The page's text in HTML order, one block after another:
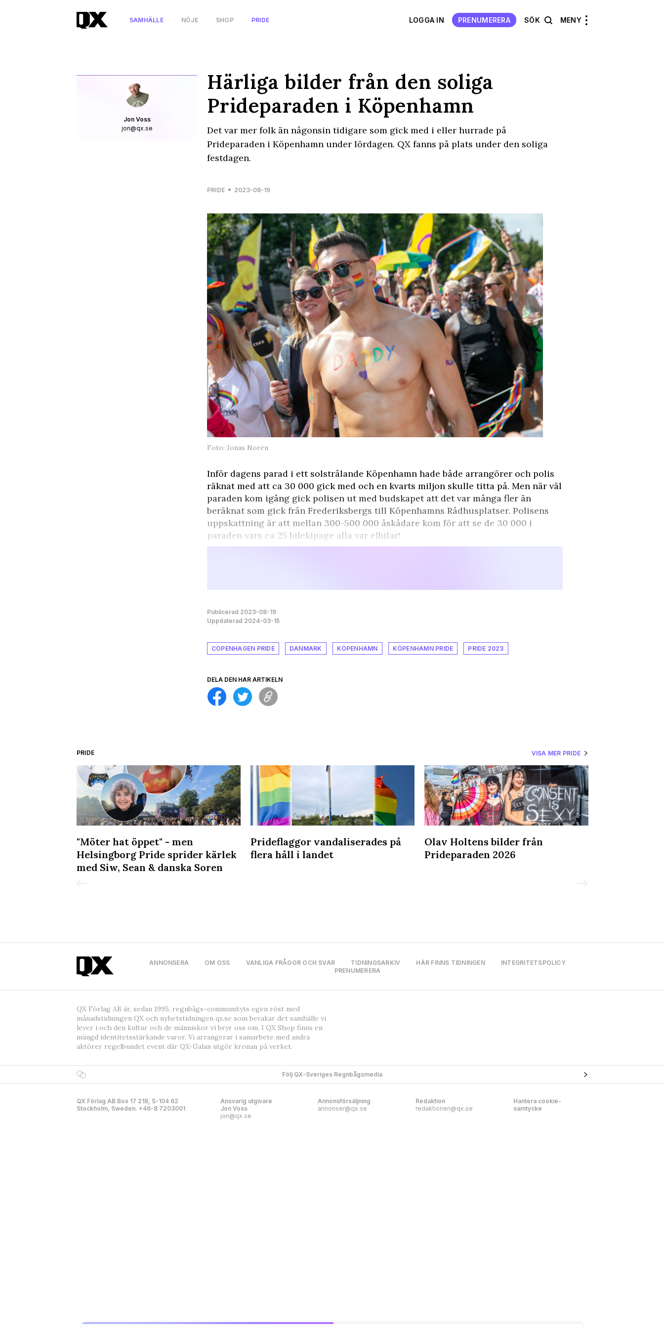
SAMHÄLLE NÖJE SHOP PRIDE LOGGA IN PRENUMERERA SÖK MENY
Jon Voss
jon@qx.se
Härliga bilder från den soliga
Prideparaden i Köpenhamn
Det var mer folk än någonsin tidigare som gick med i eller hurrade på
Prideparaden i Köpenhamn under lördagen. QX fanns på plats under den soliga
festdagen.
PRIDE 2023-08-19
Foto: Jonas Norén
Inför dagens parad i ett solstrålande Köpenhamn hade både arrangörer och polis
räknat med att ca 30 000 gick med och en kvarts miljon skulle titta på. Men när väl
paraden kom igång gick polisen ut med budskapet att det var många fler än
beräknat som gick från Frederiksbergs till Köpenhamns Rådhusplatser. Polisens
uppskattning är att mellan 300-500 000 åskådare kom för att se de 30 000 i
paraden vars ca 25 bilekipage alla var elbilar!
Publicerad 2023-08-19
Uppdaterad 2024-03-15
COPENHAGEN PRIDE DANMARK KÖPENHAMN KÖPENHAMN PRIDE PRIDE 2023
DELA DEN HÄR ARTIKELN
PRIDE VISA MER PRIDE
"Möter hat öppet" - men
Helsingborg Pride sprider kärlek
med Siw, Sean & danska Soren
Prideflaggor vandaliserades på
flera håll i landet
Olav Holtens bilder från
Prideparaden 2026
ANNONSERA OM OSS VANLIGA FRÅGOR OCH SVAR TIDNINGSARKIV HÄR FINNS TIDNINGEN
INTEGRITETSPOLICY
PRENUMERERA
QX Förlag AB är, sedan 1995, regnbågs-communityts egen röst med
månadstidningen QX och nyhetstidningen qx.se som bevakar det samhälle vi
lever i och den kultur och de människor vi bryr oss om. I QX Shop finns en
mängd identitetsstärkande varor. Vi arrangerar i samarbete med andra
aktörer regelbundet event där QX-Galan utgör kronan på verket.
Följ QX-Sveriges Regnbågsmedia
QX Förlag AB Box 17 218, S-104 62
Stockholm, Sweden. +46-8 7203001
Ansvarig utgivare
Jon Voss
jon@qx.se
Annonsförsäljning
annonser@qx.se
Redaktion
redaktionen@qx.se
Hantera cookie-
samtycke